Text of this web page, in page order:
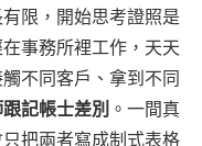
限，開始思考證照是
事務所裡工作，天天
不同客戶、拿到不同
記帳士差別 。一間真
把兩者寫成制式表格